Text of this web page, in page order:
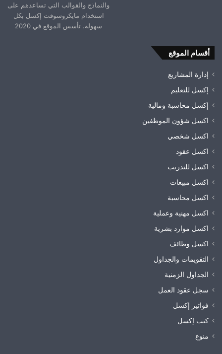
والنماذج والقوالب التي تساعدهم على
استخدام مايكروسوفت إكسل بكل
سهولة. تأسس الموقع في 2020
أقسام الموقع
إدارة المشاريع
إكسل للتعليم
إكسل محاسبة ومالية
اكسل شؤون الموظفين
اكسل شخصي
اكسل عقود
اكسل للتدريب
اكسل مبيعات
اكسل محاسبة
اكسل مهنية وعملية
اكسل موارد بشرية
اكسل وظائف
التقويمات والجداول
الجداول الزمنية
سجل عقود العمل
فواتير إكسل
كتب إكسل
منوع